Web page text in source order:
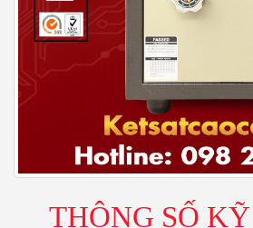
THÔNG SỐ